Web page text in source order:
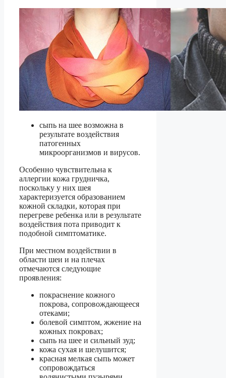
сыпь на шее возможна в
результате воздействия
патогенных
микроорганизмов и вирусов.
Особенно чувствительна к
аллергии кожа грудничка,
поскольку у них шея
характеризуется образованием
кожной складки, которая при
перегреве ребенка или в результате
воздействия пота приводит к
подобной симптоматике.
При местном воздействии в
области шеи и на плечах
отмечаются следующие
проявления:
покраснение кожного
покрова, сопровождающееся
отеками;
болевой симптом, жжение на
кожных покровах;
сыпь на шее и сильный зуд;
кожа сухая и шелушится;
красная мелкая сыпь может
сопровождаться